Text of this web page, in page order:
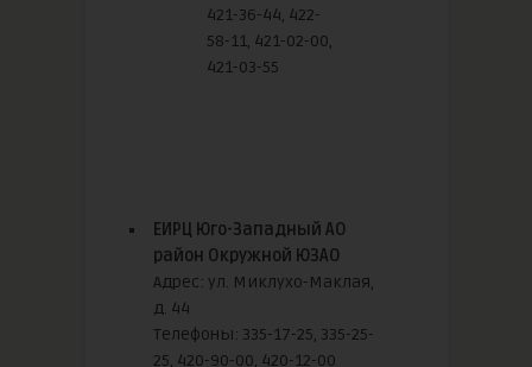
421-36-44, 422-
58-11, 421-02-00,
421-03-55
ЕИРЦ Юго-Западный АО
район Окружной ЮЗАО
Адрес: ул. Миклухо-Маклая,
д. 44
Телефоны: 335-17-25, 335-25-
25, 420-90-00, 420-12-00